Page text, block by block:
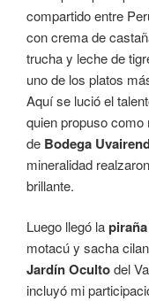
compartido entre
con crema de
trucha y leche de
uno de los platos
Aquí se lució el
quien propuso como
de Bodega
mineralidad
brillante.
Luego llegó la
motacú y sacha
Jardín Ocultodel
incluyó mi